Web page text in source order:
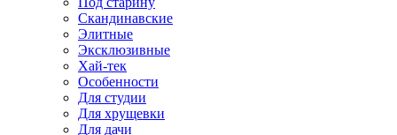
Скандинавские
Элитные
Эксклюзивные
Хай-тек
Особенности
Для студии
Для хрущевки
Для дачи